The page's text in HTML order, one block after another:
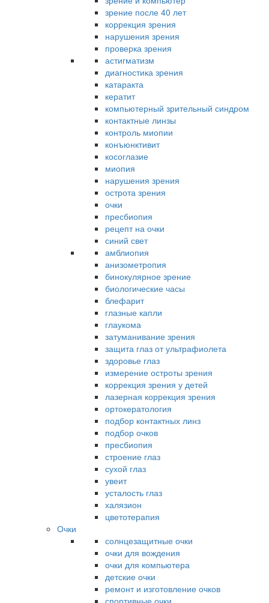
зрение после 40 лет
коррекция зрения
нарушения зрения
проверка зрения
астигматизм
диагностика зрения
катаракта
кератит
компьютерный зрительный синдром
контактные линзы
контроль миопии
конъюнктивит
косоглазие
миопия
нарушения зрения
острота зрения
очки
пресбиопия
рецепт на очки
синий свет
амблиопия
анизометропия
бинокулярное зрение
биологические часы
блефарит
глазные капли
глаукома
затуманивание зрения
защита глаз от ультрафиолета
здоровье глаз
измерение остроты зрения
коррекция зрения у детей
лазерная коррекция зрения
ортокератология
подбор контактных линз
подбор очков
пресбиопия
строение глаз
сухой глаз
увеит
усталость глаз
халязион
цветотерапия
Очки
солнцезащитные очки
очки для вождения
очки для компьютера
детские очки
ремонт и изготовление очков